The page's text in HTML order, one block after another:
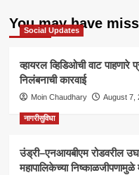
You may have
Social Updates
व्हायरल व्हिडिओची वाट
निलंबनाची कारवाई
Moin Chaudhary August 7,
नागरीसुविधा
उंड्री–एनआयबीएम रोडवरील
महापालिकेच्या निष्काळजीपणामुळे